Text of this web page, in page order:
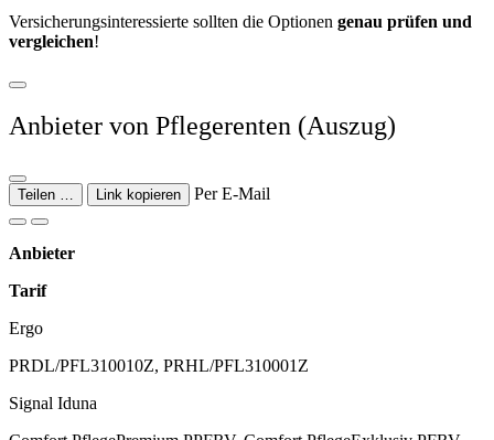
Versicherungsinteressierte sollten die Optionen genau prüfen und
vergleichen!
Anbieter von Pflegerenten (Auszug)
Teilen … Link kopieren Per E-Mail
Anbieter
Tarif
Ergo
PRDL/PFL310010Z, PRHL/PFL310001Z
Signal Iduna